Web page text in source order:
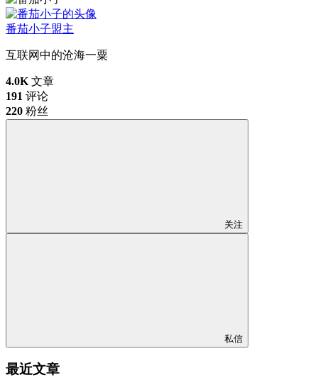
番茄小子盟主
互联网中的沧海一粟
4.0K 文章
191 评论
220 粉丝
关注
私信
最近文章